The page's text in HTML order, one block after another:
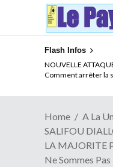
Flash Infos
NOUVELLE
Comment arrêter
LA CITE SANS VERTU
Home
A La
SALIFOU
LA MAJORITE
Ne Sommes